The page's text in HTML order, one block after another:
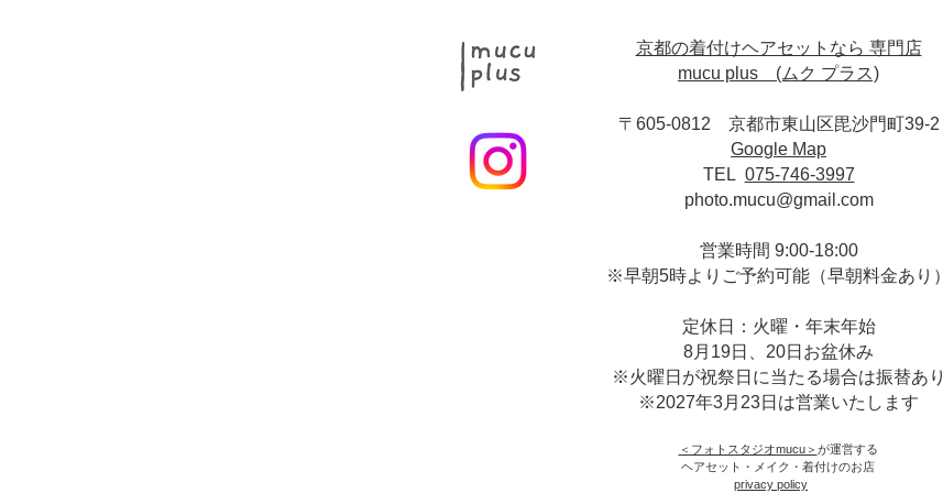
京都の着付けヘアセットなら 専門店
mucu plus (​ムク プラス)
〒605-0812 京都市東山区毘沙門町39-2
Google Map
TEL 075-746-3997
photo.mucu@gmail.com
営業時間 9:00-18:00
​※早朝5時よりご予約可能（早朝料金あり）
定休日：火曜・年末年始
8月19日、20日お盆休み
※火曜日が祝祭日に当たる場合は振替あり
※2027年3月23日は営業いたします
＜​フォトスタジオmucu＞ が運営する
ヘアセット・メイク・着付けのお店
​privacy policy